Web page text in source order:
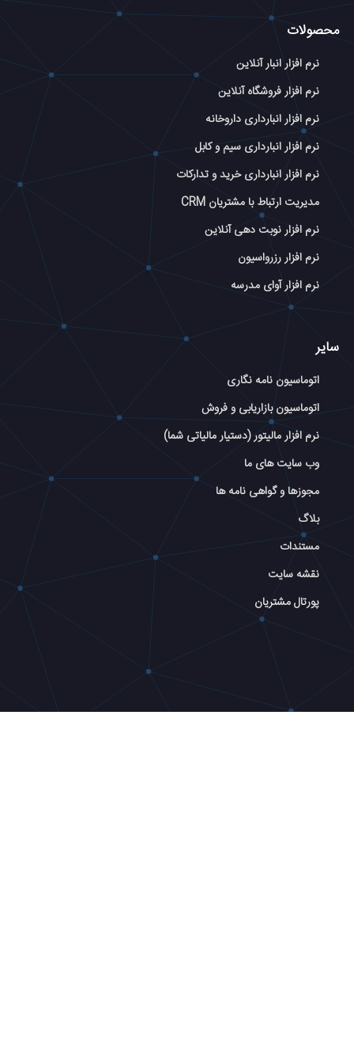
محصولات
نرم افزار انبار آنلاین
نرم افزار فروشگاه آنلاین
نرم افزار انبارداری داروخانه
نرم افزار انبارداری سیم و کابل
نرم افزار انبارداری خرید و تدارکات
مدیریت ارتباط با مشتریان CRM
نرم افزار نوبت دهی آنلاین
نرم افزار رزرواسیون
نرم افزار آوای مدرسه
سایر
اتوماسیون نامه نگاری
اتوماسیون بازاریابی و فروش
نرم افزار مالیتور (دستیار مالیاتی شما)
وب سایت های ما
مجوزها و گواهی نامه ها
بلاگ
مستندات
نقشه سایت
پورتال مشتریان